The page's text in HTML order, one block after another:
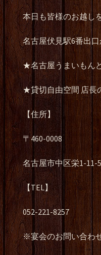
本日も皆様のお越し
名古屋伏見駅6番出
★名古屋うまいもん
★貸切自由空間 店長
【住所】
〒460-0008
名古屋市中区栄1-11-
【TEL】
052-221-8257
※宴会のお問い合わ